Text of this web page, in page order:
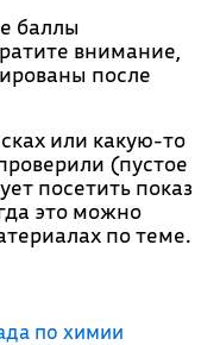
баллы
внимание,
после
или какую-то
(пустое
посетить показ
это можно
по теме.
по химии